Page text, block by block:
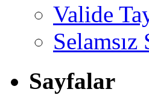
Valide
Sayfalar